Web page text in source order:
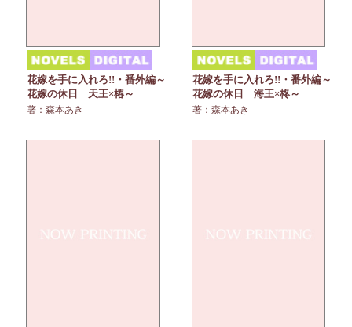
花嫁を手に入れろ!!・番外編～
花嫁の休日 天王×椿～
著：森本あき
花嫁を手に入れろ!!・番外編～
花嫁の休日 海王×柊～
著：森本あき